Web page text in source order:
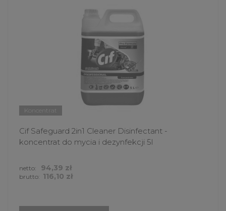
Koncentrat
Cif Safeguard 2in1 Cleaner Disinfectant -
koncentrat do mycia i dezynfekcji 5l
brutto: 116,10 zł
netto: 94,39 zł